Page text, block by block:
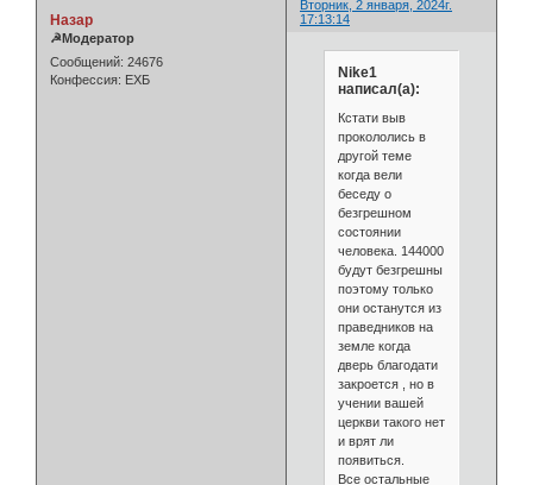
Вторник, 2 января, 2024г.
17:13:14
Назар
☭Модератор
Сообщений: 24676
Конфессия: ЕХБ
Nike1
написал(а):
Кстати выв
прокололись в
другой теме
когда вели
беседу о
безгрешном
состоянии
человека. 144000
будут безгрешны
поэтому только
они останутся из
праведников на
земле когда
дверь благодати
закроется , но в
учении вашей
церкви такого нет
и врят ли
появиться.
Все остальные